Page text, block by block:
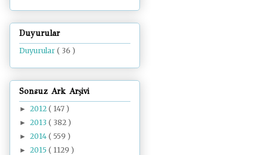
Duyurular
Duyurular ( 36 )
Sonsuz Ark Arşivi
► 2012 ( 147 )
► 2013 ( 382 )
► 2014 ( 559 )
► 2015 ( 1129 )